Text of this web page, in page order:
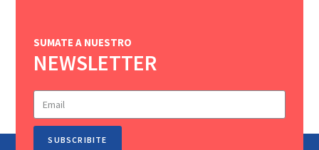
SUMATE A NUESTRO
NEWSLETTER
SUBSCRIBITE